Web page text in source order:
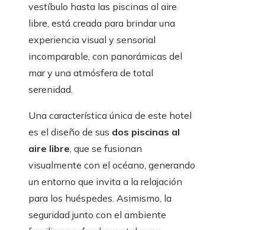
vestíbulo hasta las piscinas al aire
libre, está creada para brindar una
experiencia visual y sensorial
incomparable, con panorámicas del
mar y una atmósfera de total
serenidad.
Una característica única de este hotel
es el diseño de sus dos piscinas al
aire libre, que se fusionan
visualmente con el océano, generando
un entorno que invita a la relajación
para los huéspedes. Asimismo, la
seguridad junto con el ambiente